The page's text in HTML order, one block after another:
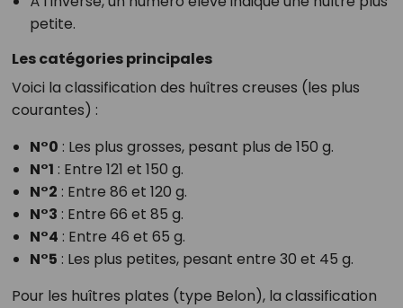
petite.
Les catégories principales
Voici la classification des huîtres creuses (les plus
courantes) :
N°0 : Les plus grosses, pesant plus de 150 g.
N°1 : Entre 121 et 150 g.
N°2 : Entre 86 et 120 g.
N°3 : Entre 66 et 85 g.
N°4 : Entre 46 et 65 g.
N°5 : Les plus petites, pesant entre 30 et 45 g.
Pour les huîtres plates (type Belon), la classification